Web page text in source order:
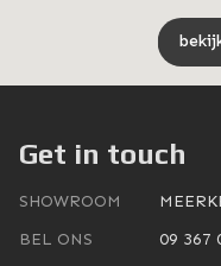
Get in touch
SHOWROOM
BEL ONS
09 367